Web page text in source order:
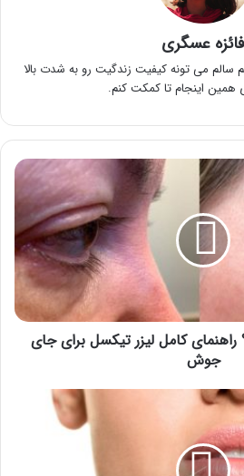
فائزه عسگری
سالم می تونه کیفیت زندگیت رو به شدت بالا
همین اینجام تا کمکت کنم.
کامل لیزر تیکسل برای جای
جوش